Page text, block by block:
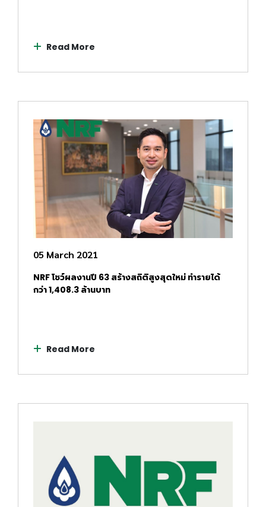
Read More
05 March 2021
NRF โชว์ผลงานปี 63 สร้างสถิติสูงสุดใหม่ ทำรายได้
กว่า 1,408.3 ล้านบาท
Read More